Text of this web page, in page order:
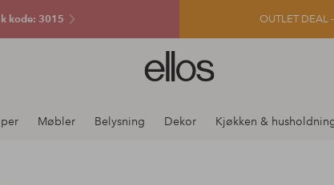
kode: 3015 OUTLET DEAL -
Ellos
logo
gå
Møbler Belysning Dekor Kjøkken &